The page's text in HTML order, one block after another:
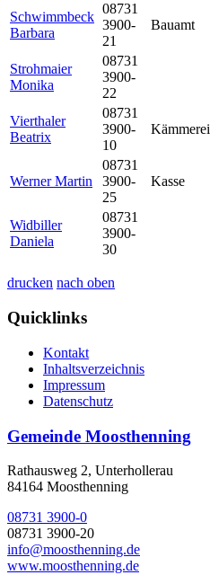
Schwimmbeck
Barbara
08731
3900-
21
Bauamt
Strohmaier
Monika
08731
3900-
22
Vierthaler
Beatrix
08731
3900-
10
Kämmerei
Werner Martin
08731
3900-
25
Kasse
Widbiller
Daniela
08731
3900-
30
drucken nach oben
Quicklinks
Kontakt
Inhaltsverzeichnis
Impressum
Datenschutz
Gemeinde Moosthenning
Rathausweg 2, Unterhollerau
84164 Moosthenning
08731 3900-0
08731 3900-20
info@moosthenning.de
www.moosthenning.de